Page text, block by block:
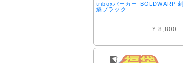
triboxパーカー BOLDWARP 刺
繍ブラック
¥ 8,800